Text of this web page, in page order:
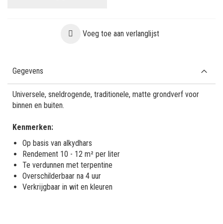
Voeg toe aan verlanglijst
Gegevens
Universele, sneldrogende, traditionele, matte grondverf voor
binnen en buiten.
Kenmerken:
Op basis van alkydhars
Rendement 10 - 12 m² per liter
Te verdunnen met terpentine
Overschilderbaar na 4 uur
Verkrijgbaar in wit en kleuren